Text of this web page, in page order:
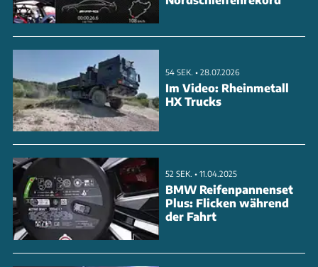
54 SEK. • 28.07.2026
Im Video: Rheinmetall
HX Trucks
52 SEK. • 11.04.2025
BMW Reifenpannenset
Plus: Flicken während
der Fahrt